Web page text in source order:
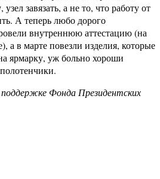
завязать, а не то, что работу от
А теперь любо дорого
внутреннюю аттестацию (на
а в марте повезли изделия, которые
ярмарку, уж больно хороши
Фонда Президентских